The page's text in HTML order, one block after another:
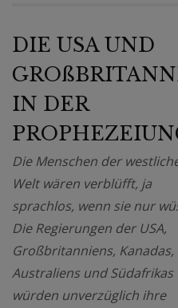
DIE USA UND
IN DER
Die Menschen der
Welt wären verblüfft, ja
sprachlos, wenn sie nur
Die Regierungen der USA,
Großbritanniens, Kanadas,
Australiens und Südafrikas
würden unverzüglich ihre